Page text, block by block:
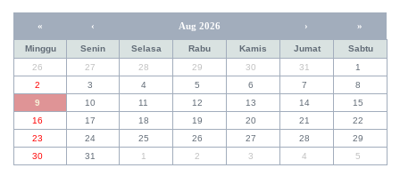
« ‹ Aug 2026 › »
Minggu Senin Selasa Rabu Kamis Jumat
Sabtu
26
27 28 29 30 31
1
2
3 4 5 6 7
8
9
10 11 12 13 14
15
16
17 18 19 20 21
22
23
24 25 26 27 28
29
30
31 1 2 3 4 5